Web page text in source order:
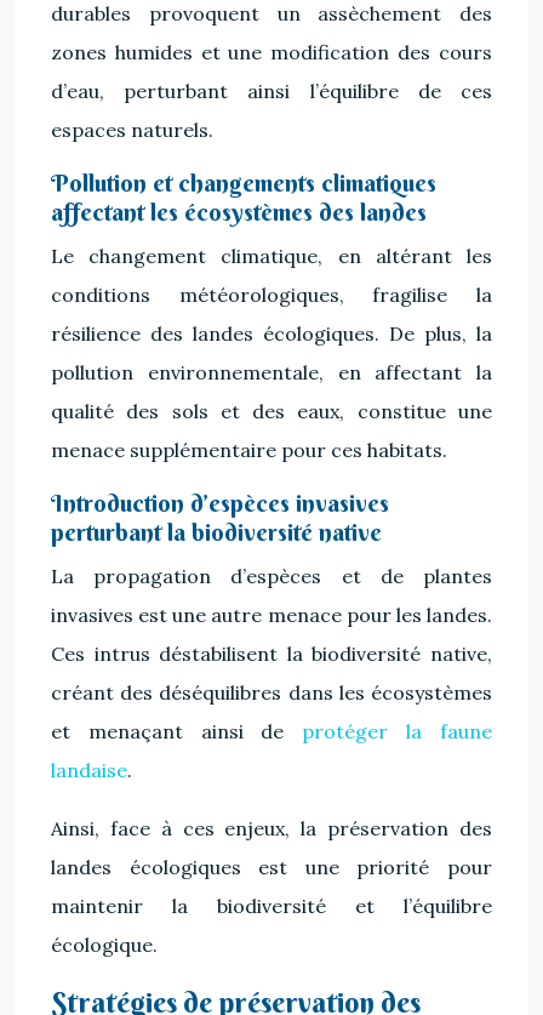
durables provoquent un assèchement des
zones humides et une modification des cours
d’eau, perturbant ainsi l’équilibre de ces
espaces naturels.
Pollution et changements climatiques
affectant les écosystèmes des landes
Le changement climatique, en altérant les
conditions météorologiques, fragilise la
résilience des landes écologiques. De plus, la
pollution environnementale, en affectant la
qualité des sols et des eaux, constitue une
menace supplémentaire pour ces habitats.
Introduction d’espèces invasives
perturbant la biodiversité native
La propagation d’espèces et de plantes
invasives est une autre menace pour les landes.
Ces intrus déstabilisent la biodiversité native,
créant des déséquilibres dans les écosystèmes
et menaçant ainsi de protéger la faune
landaise.
Ainsi, face à ces enjeux, la préservation des
landes écologiques est une priorité pour
maintenir la biodiversité et l’équilibre
écologique.
Stratégies de préservation des